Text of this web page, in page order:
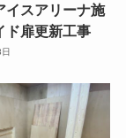
イスアリーナ施
ド扉更新工事